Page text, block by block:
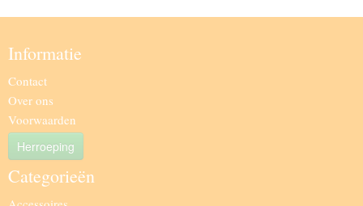
Informatie
Contact
Over ons
Voorwaarden
Herroeping
Categorieën